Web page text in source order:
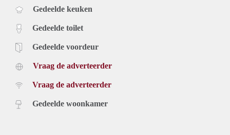
Gedeelde keuken
Gedeelde toilet
Gedeelde voordeur
Vraag de adverteerder
Vraag de adverteerder
Gedeelde woonkamer